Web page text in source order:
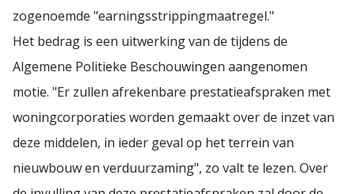
zogenoemde "earningsstrippingmaatregel."
Het bedrag is een uitwerking van de tijdens de
Algemene Politieke Beschouwingen aangenomen
motie. "Er zullen afrekenbare prestatieafspraken met
woningcorporaties worden gemaakt over de inzet van
deze middelen, in ieder geval op het terrein van
nieuwbouw en verduurzaming", zo valt te lezen. Over